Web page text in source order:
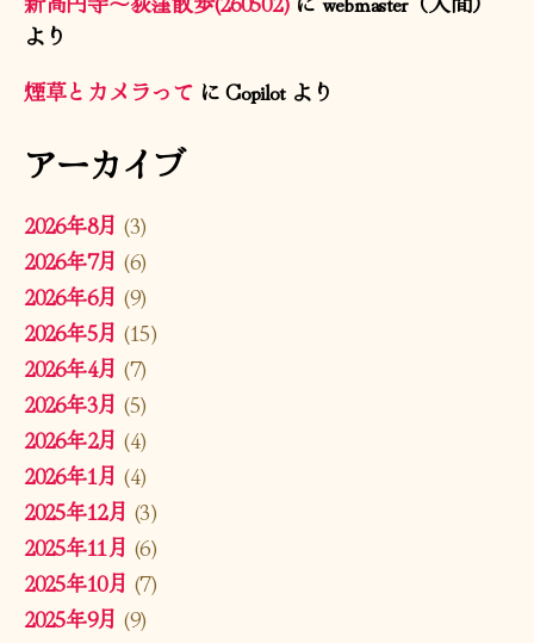
より
煙草とカメラってにCopilotより
アーカイブ
2026年8月 (3)
2026年7月 (6)
2026年6月 (9)
2026年5月 (15)
2026年4月 (7)
2026年3月 (5)
2026年2月 (4)
2026年1月 (4)
2025年12月 (3)
2025年11月 (6)
2025年10月 (7)
2025年9月 (9)